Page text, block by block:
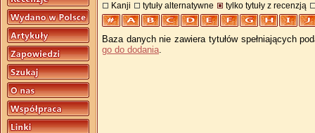
Kanji tytuły alternatywne tylko tytuły z recenzją
Baza danych nie zawiera tytułów spełniających
go do dodania.